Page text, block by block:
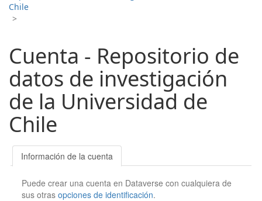
Chile
>
Cuenta - Repositorio de
datos de investigación
de la Universidad de
Chile
Información de la cuenta
Puede crear una cuenta en Dataverse con cualquiera de
sus otrasopciones de identificación.